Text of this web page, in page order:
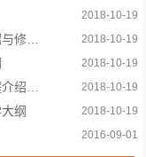
2018-10-19
机电工程学院船舶与海洋工程专业课程介绍与修读指导建议 2018-10-19
2018-10-19
2018-10-19
纲 2018-10-19
2016-09-01